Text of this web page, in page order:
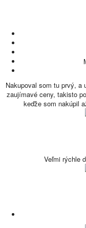
Nakupoval som tu prvý, a
zaujímavé ceny, takisto
keďže som nakúpil
Veľmi rýchle